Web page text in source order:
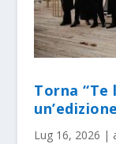
Torna “Te
Lug 16, 2026 |